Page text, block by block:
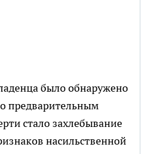
было обнаружено
предварительным
стало захлебывание
насильственной